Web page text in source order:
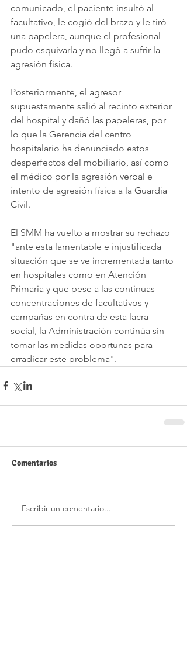
comunicado, el paciente insultó al
facultativo, le cogió del brazo y le tiró
una papelera, aunque el profesional
pudo esquivarla y no llegó a sufrir la
agresión física.
Posteriormente, el agresor
supuestamente salió al recinto exterior
del hospital y dañó las papeleras, por
lo que la Gerencia del centro
hospitalario ha denunciado estos
desperfectos del mobiliario, así como
el médico por la agresión verbal e
intento de agresión física a la Guardia
Civil.
El SMM ha vuelto a mostrar su rechazo
"ante esta lamentable e injustificada
situación que se ve incrementada tanto
en hospitales como en Atención
Primaria y que pese a las continuas
concentraciones de facultativos y
campañas en contra de esta lacra
social, la Administración continúa sin
tomar las medidas oportunas para
erradicar este problema".
Comentarios
Escribir un comentario...